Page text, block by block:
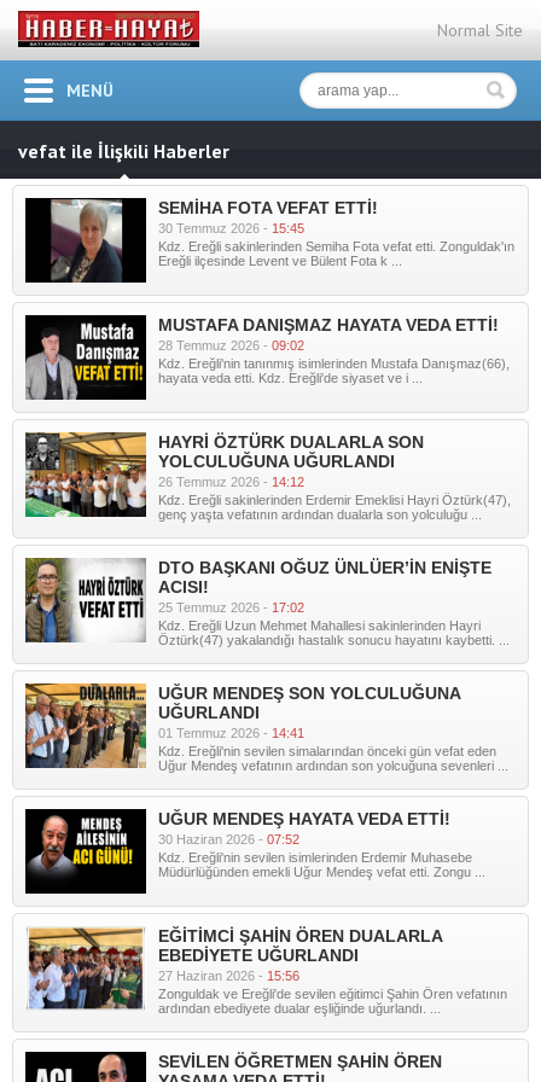
Normal Site
MENÜ
vefat ile İlişkili Haberler
SEMİHA FOTA VEFAT ETTİ!
30 Temmuz 2026 - 15:45
Kdz. Ereğli sakinlerinden Semiha Fota vefat etti. Zonguldak'ın
Ereğli ilçesinde Levent ve Bülent Fota k ...
MUSTAFA DANIŞMAZ HAYATA VEDA ETTİ!
28 Temmuz 2026 - 09:02
Kdz. Ereğli'nin tanınmış isimlerinden Mustafa Danışmaz(66),
hayata veda etti. Kdz. Ereğli'de siyaset ve i ...
HAYRİ ÖZTÜRK DUALARLA SON
YOLCULUĞUNA UĞURLANDI
26 Temmuz 2026 - 14:12
Kdz. Ereğli sakinlerinden Erdemir Emeklisi Hayri Öztürk(47),
genç yaşta vefatının ardından dualarla son yolculuğu ...
DTO BAŞKANI OĞUZ ÜNLÜER’İN ENİŞTE
ACISI!
25 Temmuz 2026 - 17:02
Kdz. Ereğli Uzun Mehmet Mahallesi sakinlerinden Hayri
Öztürk(47) yakalandığı hastalık sonucu hayatını kaybetti. ...
UĞUR MENDEŞ SON YOLCULUĞUNA
UĞURLANDI
01 Temmuz 2026 - 14:41
Kdz. Ereğli'nin sevilen simalarından önceki gün vefat eden
Uğur Mendeş vefatının ardından son yolcuğuna sevenleri ...
UĞUR MENDEŞ HAYATA VEDA ETTİ!
30 Haziran 2026 - 07:52
Kdz. Ereğli'nin sevilen isimlerinden Erdemir Muhasebe
Müdürlüğünden emekli Uğur Mendeş vefat etti. Zongu ...
EĞİTİMCİ ŞAHİN ÖREN DUALARLA
EBEDİYETE UĞURLANDI
27 Haziran 2026 - 15:56
Zonguldak ve Ereğli'de sevilen eğitimci Şahin Ören vefatının
ardından ebediyete dualar eşliğinde uğurlandı. ...
SEVİLEN ÖĞRETMEN ŞAHİN ÖREN